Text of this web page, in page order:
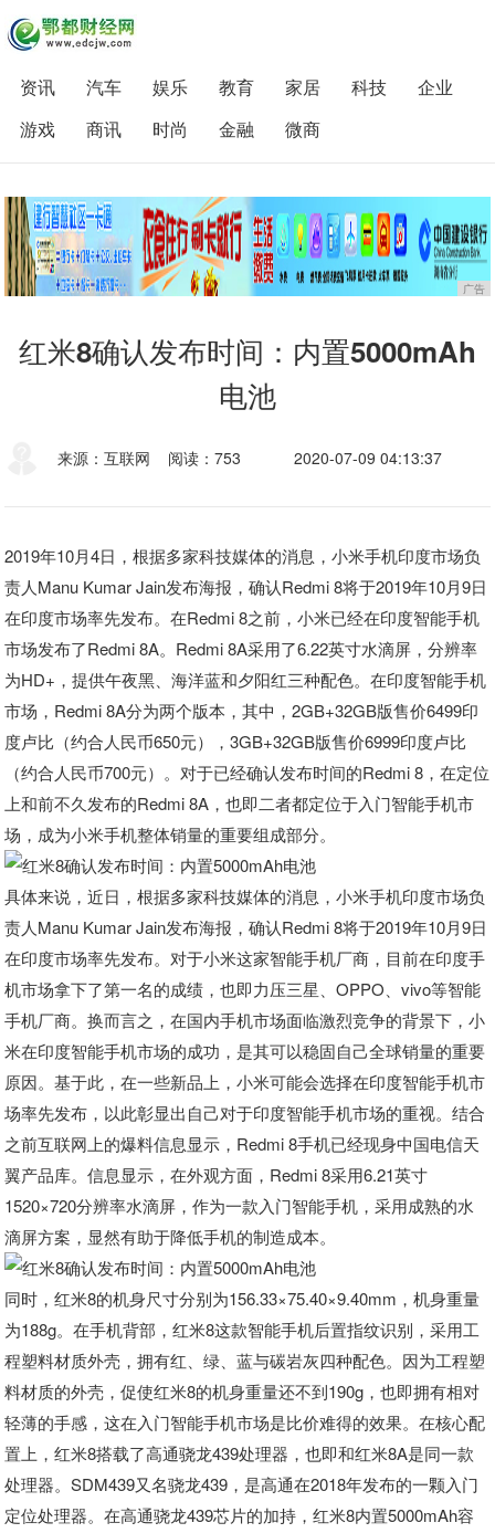
资讯 汽车 娱乐 教育 家居 科技
企业
游戏
商讯 时尚 金融 微商
广告
红米8确认发布时间：内置5000mAh
电池
来源：互联网 阅读：753 2020-07-09 04:13:37
2019年10月4日，根据多家科技媒体的消息，小米手机印度市场负
责人Manu Kumar Jain发布海报，确认Redmi 8将于2019年10月9日
在印度市场率先发布。在Redmi 8之前，小米已经在印度智能手机
市场发布了Redmi 8A。Redmi 8A采用了6.22英寸水滴屏，分辨率
为HD+，提供午夜黑、海洋蓝和夕阳红三种配色。在印度智能手机
市场，Redmi 8A分为两个版本，其中，2GB+32GB版售价6499印
度卢比（约合人民币650元），3GB+32GB版售价6999印度卢比
（约合人民币700元）。对于已经确认发布时间的Redmi 8，在定位
上和前不久发布的Redmi 8A，也即二者都定位于入门智能手机市
场，成为小米手机整体销量的重要组成部分。
具体来说，近日，根据多家科技媒体的消息，小米手机印度市场负
责人Manu Kumar Jain发布海报，确认Redmi 8将于2019年10月9日
在印度市场率先发布。对于小米这家智能手机厂商，目前在印度手
机市场拿下了第一名的成绩，也即力压三星、OPPO、vivo等智能
手机厂商。换而言之，在国内手机市场面临激烈竞争的背景下，小
米在印度智能手机市场的成功，是其可以稳固自己全球销量的重要
原因。基于此，在一些新品上，小米可能会选择在印度智能手机市
场率先发布，以此彰显出自己对于印度智能手机市场的重视。结合
之前互联网上的爆料信息显示，Redmi 8手机已经现身中国电信天
翼产品库。信息显示，在外观方面，Redmi 8采用6.21英寸
1520×720分辨率水滴屏，作为一款入门智能手机，采用成熟的水
滴屏方案，显然有助于降低手机的制造成本。
同时，红米8的机身尺寸分别为156.33×75.40×9.40mm，机身重量
为188g。在手机背部，红米8这款智能手机后置指纹识别，采用工
程塑料材质外壳，拥有红、绿、蓝与碳岩灰四种配色。因为工程塑
料材质的外壳，促使红米8的机身重量还不到190g，也即拥有相对
轻薄的手感，这在入门智能手机市场是比价难得的效果。在核心配
置上，红米8搭载了高通骁龙439处理器，也即和红米8A是同一款
处理器。SDM439又名骁龙439，是高通在2018年发布的一颗入门
定位处理器。在高通骁龙439芯片的加持，红米8内置5000mAh容